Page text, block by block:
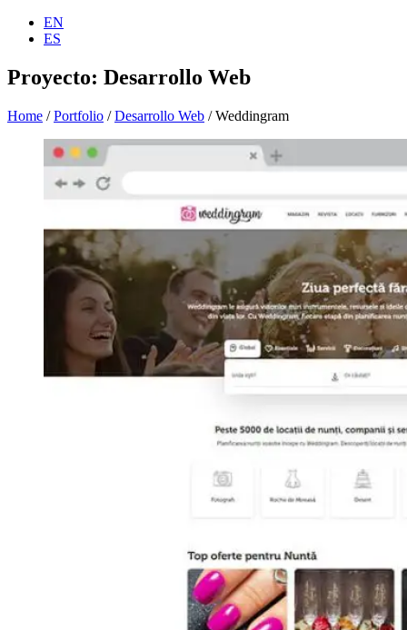
EN
ES
Proyecto: Desarrollo Web
Home /Portfolio /Desarrollo Web /Weddingram